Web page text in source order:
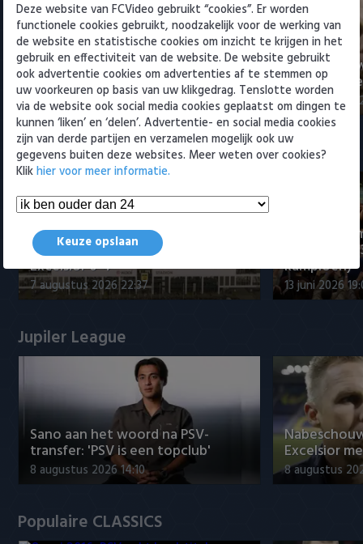
Sano aan het woord na PSV-
transfer: 'PSV is een topclub'
8 augustus 2026 14:10
Excelsior
8 augustus
Samenvattingen Eredivisie
Samenvatting sc Cambuur -
Excelsior 0-4
7 augustus 2026 22:37
Tigers
kampioen)
13 juni 2026
Jupiler League
Sano aan het woord na PSV-
transfer: 'PSV is een topclub'
8 augustus 2026 14:10
Excelsior
8 augustus
Populaire CLASSICS
Deze website van FCVideo gebruikt “cookies”. Er worden
functionele cookies gebruikt, noodzakelijk voor de werking van
de website en statistische cookies om inzicht te krijgen in het
gebruik en effectiviteit van de website. De website gebruikt
ook advertentie cookies om advertenties af te stemmen op
uw voorkeuren op basis van uw klikgedrag. Tenslotte worden
via de website ook social media cookies geplaatst om dingen te
kunnen ‘liken’ en ‘delen’. Advertentie- en social media cookies
zijn van derde partijen en verzamelen mogelijk ook uw
gegevens buiten deze websites. Meer weten over cookies?
Klikhier voor meer informatie.
Keuze opslaan